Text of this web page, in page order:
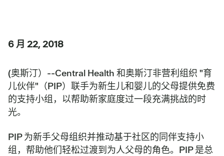
6 月 22, 2018
(奥斯汀）--Central Health 和奥斯汀非营利组织 "育
儿伙伴"（PIP）联手为新生儿和婴儿的父母提供免费
的支持小组，以帮助新家庭度过一段充满挑战的时
光。
PIP 为新手父母组织并推动基于社区的同伴支持小
组，帮助他们轻松过渡到为人父母的角色。PIP 是总